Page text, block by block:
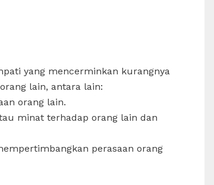
yang mencerminkan kurangnya
lain, antara lain:
orang lain.
minat terhadap orang lain dan
perasaan orang